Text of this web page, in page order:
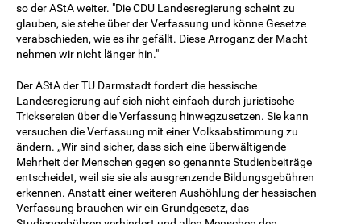
so der AStA weiter. "Die CDU Landesregierung scheint zu
glauben, sie stehe über der Verfassung und könne Gesetze
verabschieden, wie es ihr gefällt. Diese Arroganz der Macht
nehmen wir nicht länger hin."
Der AStA der TU Darmstadt fordert die hessische
Landesregierung auf sich nicht einfach durch juristische
Tricksereien über die Verfassung hinwegzusetzen. Sie kann
versuchen die Verfassung mit einer Volksabstimmung zu
ändern. „Wir sind sicher, dass sich eine überwältigende
Mehrheit der Menschen gegen so genannte Studienbeiträge
entscheidet, weil sie sie als ausgrenzende Bildungsgebühren
erkennen. Anstatt einer weiteren Aushöhlung der hessischen
Verfassung brauchen wir ein Grundgesetz, das